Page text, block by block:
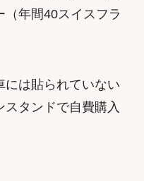
（年間40スイスフラ
には貼られていない
タンドで自費購入